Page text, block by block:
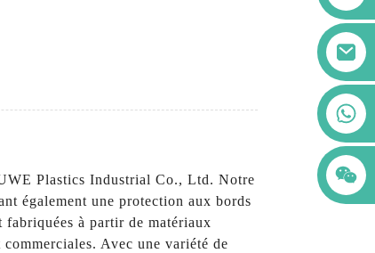
+86 123456789122
Plastics Industrial Co., Ltd. Notre
également une protection aux bords
fabriquées à partir de matériaux
Avec une variété de